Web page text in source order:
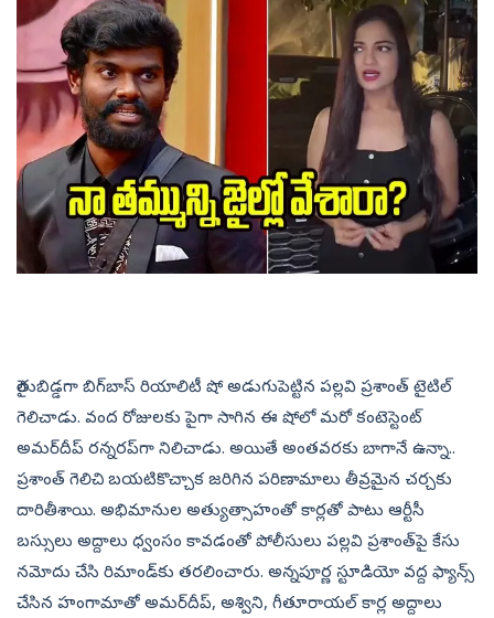
రైతుబిడ్డగా బిగ్‌బాస్‌ రియాలిటీ షో అడుగుపెట్టిన పల్లవి ప్రశాంత్ టైటిల్
గెలిచాడు. వంద రోజులకు పైగా సాగిన ఈ షోలో మరో కంటెస్టెంట్
అమర్‌దీప్‌ రన్నరప్‌గా నిలిచాడు. ‍అయితే అంతవరకు బాగానే ఉన్నా..
ప్రశాంత్ గెలిచి బయటికొచ్చాక జరిగిన పరిణామాలు తీవ్రమైన చర్చకు
దారితీశాయి. అభిమానుల అత్యుత్సాహంతో కార్లతో పాటు ఆర్టీసీ
బస్సులు అద్దాలు ధ్వంసం కావడంతో పోలీసులు పల్లవి ప్రశాంత్‌పై కేసు
నమోదు చేసి రిమాండ్‌కు తరలించారు. అన్నపూర్ణ స్టూడియో వద్ద ఫ్యాన్స్
చేసిన హంగామాతో అమర్‌దీప్‌, అశ్విని, గీతూరాయల్ కార్ల అద్దాలు